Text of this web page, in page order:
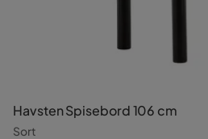
Havsten Spisebord 106 cm
Sort